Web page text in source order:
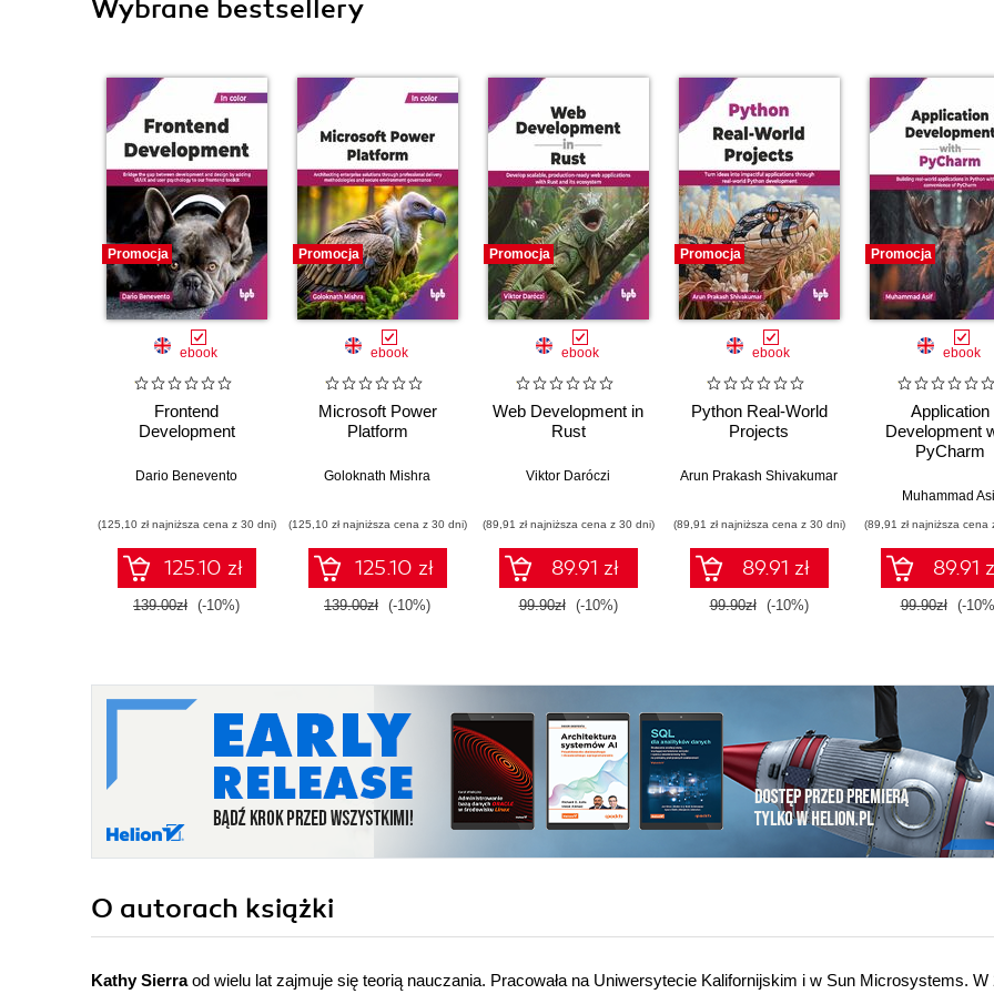
Wybrane bestsellery
Promocja
ebook
Frontend
Development
Dario Benevento
(125,10 zł najniższa cena z 30 dni)
125.10 zł
139.00zł (-10%)
Promocja
ebook
Microsoft Power
Platform
Goloknath Mishra
(125,10 zł najniższa cena z 30 dni)
125.10 zł
139.00zł (-10%)
Promocja
ebook
Web Development in
Rust
Viktor Daróczi
(89,91 zł najniższa cena z 30 dni)
89.91 zł
99.90zł (-10%)
Promocja
ebook
Python Real-World
Projects
Arun Prakash Shivakumar
(89,91 zł najniższa cena z 30 dni)
89.91 zł
99.90zł (-10%)
Promocja
ebook
Application
Development
PyCharm
Muhammad
(89,91 zł najniższa cena
89.91
99.90zł (-
O autorach książki
Kathy Sierraod wielu lat zajmuje się teorią nauczania. Pracowała na Uniwersytecie Kalifornijskim i w Sun Microsystems. W